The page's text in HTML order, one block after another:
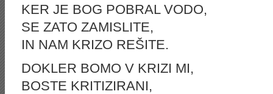
KER JE BOG POBRAL VODO,
SE ZATO ZAMISLITE,
IN NAM KRIZO REŠITE.
DOKLER BOMO V KRIZI MI,
BOSTE KRITIZIRANI,